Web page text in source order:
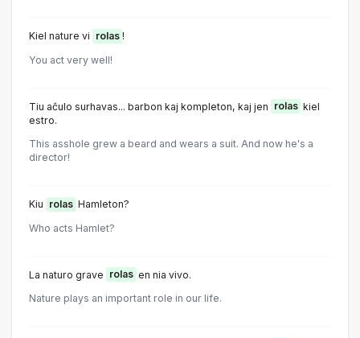
Kiel nature vi rolas !
You act very well!
Tiu aĉulo surhavas... barbon kaj kompleton, kaj jen rolas kiel
estro.
This asshole grew a beard and wears a suit. And now he's a
director!
Kiu rolas Hamleton?
Who acts Hamlet?
La naturo grave rolas en nia vivo.
Nature plays an important role in our life.